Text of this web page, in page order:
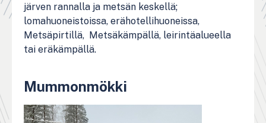
järven rannalla ja metsän keskellä;
lomahuoneistoissa, erähotellihuoneissa,
Metsäpirtillä, Metsäkämpällä, leirintäalueella
tai eräkämpällä.
Mummonmökki